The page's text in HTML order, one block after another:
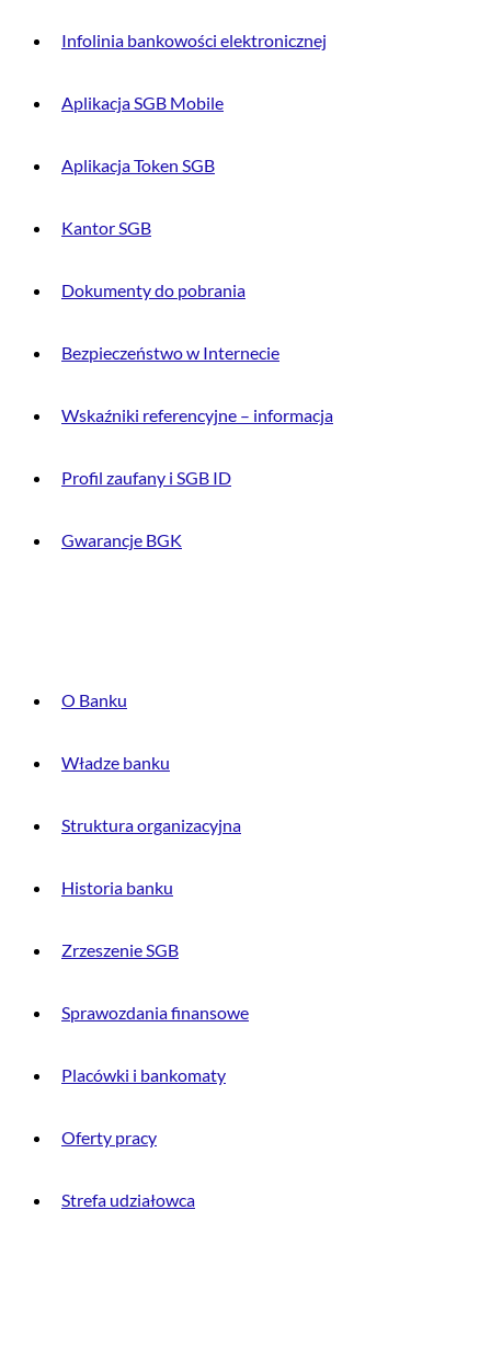
Infolinia bankowości elektronicznej
Aplikacja SGB Mobile
Aplikacja Token SGB
Kantor SGB
Dokumenty do pobrania
Bezpieczeństwo w Internecie
Wskaźniki referencyjne – informacja
Profil zaufany i SGB ID
Gwarancje BGK
O Banku
Władze banku
Struktura organizacyjna
Historia banku
Zrzeszenie SGB
Sprawozdania finansowe
Placówki i bankomaty
Oferty pracy
Strefa udziałowca